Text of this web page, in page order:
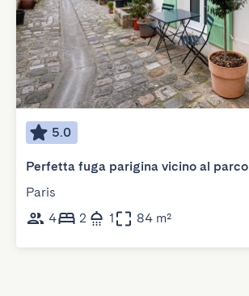
5.0
Perfetta fuga parigina vicino al parco
Paris
4
2 1 84 m²